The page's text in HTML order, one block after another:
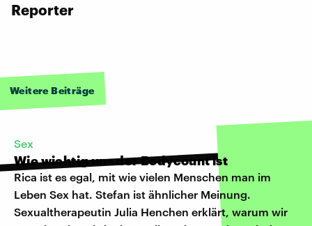
Reporter
Weitere Beiträge
Sex
Wie wichtig uns der Bodycount ist
Rica ist es egal, mit wie vielen Menschen man im
Leben Sex hat. Stefan ist ähnlicher Meinung.
Sexualtherapeutin Julia Henchen erklärt, warum wir